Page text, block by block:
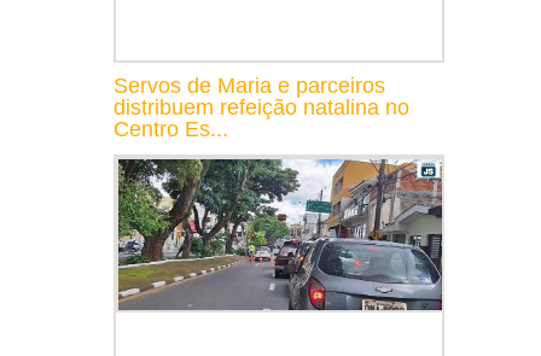
Servos de Maria e parceiros
distribuem refeição natalina no
Centro Es...